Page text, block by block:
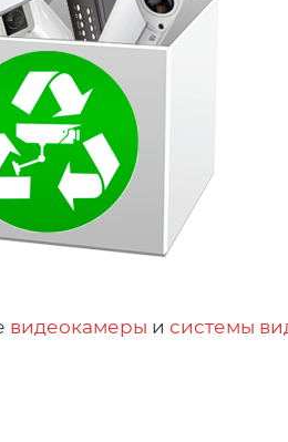
видеокамеры и системы